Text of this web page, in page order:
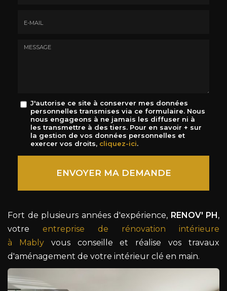
Message
J'autorise ce site à conserver mes données
personnelles transmises via ce formulaire. Nous
nous engageons à ne jamais les diffuser ni à
les transmettre à des tiers. Pour en savoir + sur
la gestion de vos données personnelles et
exercer vos droits, cliquez-ici.
Acceptation
ENVOYER MA DEMANDE
Fort de plusieurs années d'expérience, RENOV' PH ,
votre entreprise de rénovation intérieure
à Mablyvous conseille et réalise vos travaux
d'aménagement de votre intérieur clé en main.